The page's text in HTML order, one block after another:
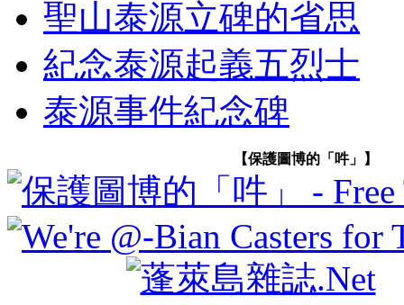
聖山泰源立碑的省思
紀念泰源起義五烈士
泰源事件紀念碑
【保護圖博的「吽」】